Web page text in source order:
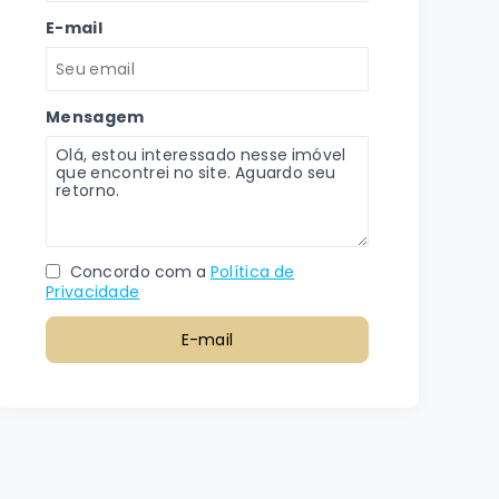
E-mail
Mensagem
Concordo com a Política de
Privacidade
E-mail